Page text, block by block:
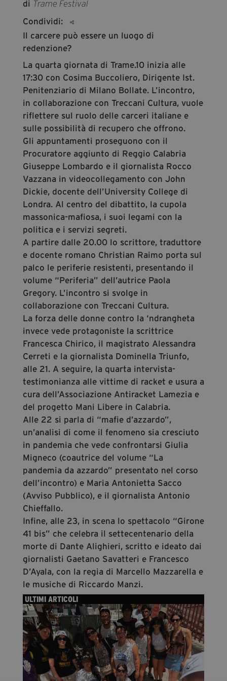
segreteria@tramefestival.it
info@tramefestival.it
+39 346 954 4078
di Trame Festival
Condividi:
Il carcere può essere un luogo di
redenzione?
La quarta giornata di Trame.10 inizia alle
17:30 con Cosima Buccoliero, Dirigente Ist.
Penitenziario di Milano Bollate. L’incontro,
in collaborazione con Treccani Cultura, vuole
riflettere sul ruolo delle carceri italiane e
sulle possibilità di recupero che offrono.
Gli appuntamenti proseguono con il
Procuratore aggiunto di Reggio Calabria
Giuseppe Lombardo e il giornalista Rocco
Vazzana in videocollegamento con John
Dickie, docente dell’University College di
Londra. Al centro del dibattito, la cupola
massonica-mafiosa, i suoi legami con la
politica e i servizi segreti.
A partire dalle 20.00 lo scrittore, traduttore
e docente romano Christian Raimo porta sul
palco le periferie resistenti, presentando il
volume “Periferia” dell’autrice Paola
Gregory. L’incontro si svolge in
collaborazione con Treccani Cultura.
La forza delle donne contro la ‘ndrangheta
invece vede protagoniste la scrittrice
Francesca Chirico, il magistrato Alessandra
Cerreti e la giornalista Dominella Triunfo,
alle 21. A seguire, la quarta intervista-
testimonianza alle vittime di racket e usura a
cura dell’Associazione Antiracket Lamezia e
del progetto Mani Libere in Calabria.
Alle 22 si parla di “mafie d’azzardo”,
un’analisi di come il fenomeno sia cresciuto
in pandemia che vede confrontarsi Giulia
Migneco (coautrice del volume “La
pandemia da azzardo” presentato nel corso
dell’incontro) e Maria Antonietta Sacco
(Avviso Pubblico), e il giornalista Antonio
Chieffallo.
Infine, alle 23, in scena lo spettacolo “Girone
41 bis” che celebra il settecentenario della
morte di Dante Alighieri, scritto e ideato dai
giornalisti Gaetano Savatteri e Francesco
D’Ayala, con la regia di Marcello Mazzarella e
le musiche di Riccardo Manzi.
ULTIMI ARTICOLI